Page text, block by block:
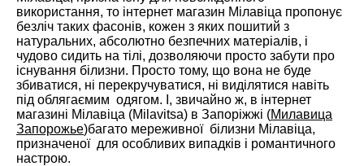
використання, то інтернет магазин Мілавіца пропонує
безліч таких фасонів, кожен з яких пошитий з
натуральних, абсолютно безпечних матеріалів, і
чудово сидить на тілі, дозволяючи просто забути про
існування білизни. Просто тому, що вона не буде
збиватися, ні перекручуватися, ні виділятися навіть
під облягаємим одягом. І, звичайно ж, в інтернет
магазині Мілавіца (Milavitsa) в Запоріжжі (Милавица
Запорожье)багато мереживної білизни Мілавіца,
призначеної для особливих випадків і романтичного
настрою.